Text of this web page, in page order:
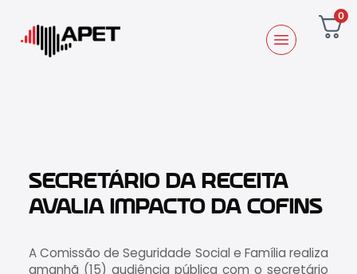
0
SECRETÁRIO DA RECEITA
AVALIA IMPACTO DA COFINS
A Comissão de Seguridade Social e Família realiza
amanhã (15) audiência pública com o secretário